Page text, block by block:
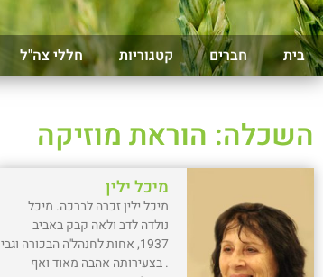
בית חברים קטגוריות חללי צה"ל
השכלה: הוראת מוזיקה
מיכל ילין
מיכל ילין זכרה לברכה. מיכל
נולדה לדב ולאה קבק באביב
1937, אחות לחנהל'ה הבכורה וגבי
. בצעירותה אהבה מאוד ואף